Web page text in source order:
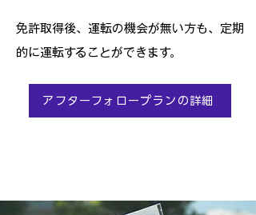
免許取得後、運転の機会が無い方も、定期
的に運転することができます。
アフターフォロープランの詳細